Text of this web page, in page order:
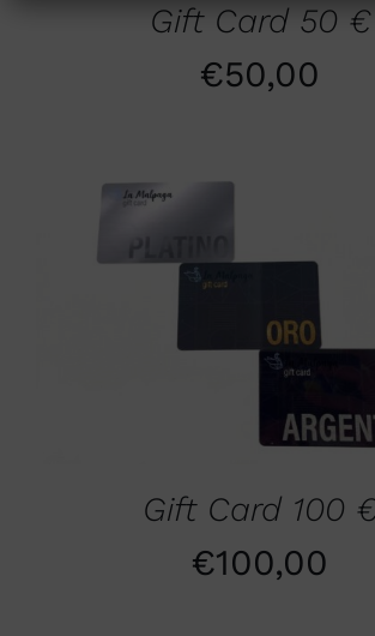
Gift Card 50 €
€50,00
Gift Card 100
€100,00